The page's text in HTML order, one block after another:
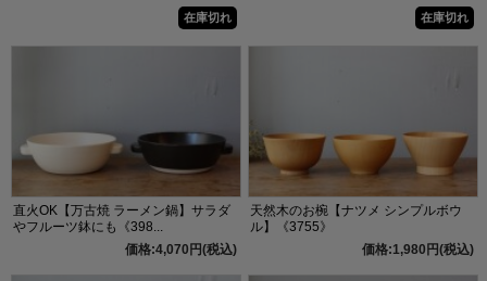
在庫切れ 在庫切れ
直火OK【万古焼 ラーメン鍋】サラダ
やフルーツ鉢にも《398...
価格:4,070円(税込)
天然木のお椀【ナツメ シンプルボウ
ル】《3755》
価格:1,980円(税込)